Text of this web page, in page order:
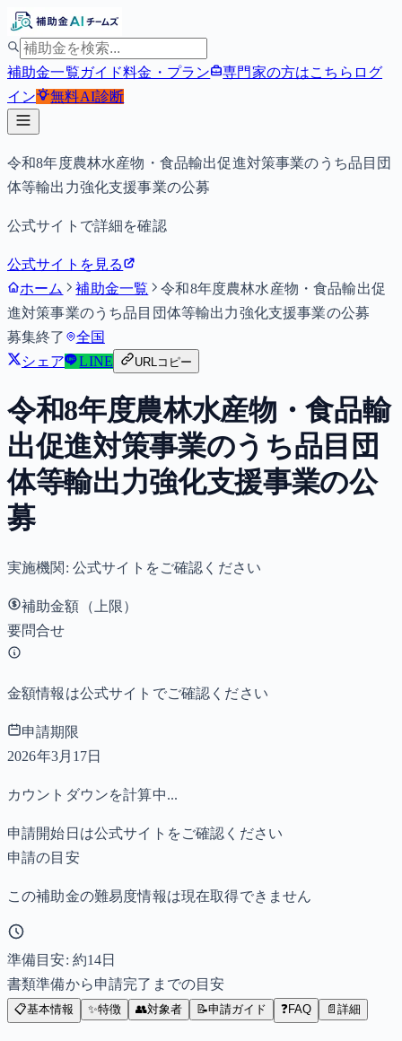
補助金一覧ガイド料金・プラン 専門家の方はこちら ログ
イン
無料AI診断
令和8年度農林水産物・食品輸出促進対策事業のうち品目団
体等輸出力強化支援事業の公募
公式サイトで詳細を確認
公式サイトを見る
ホーム
補助金一覧
令和8年度農林水産物・食品輸出促
進対策事業のうち品目団体等輸出力強化支援事業の公募
募集終了
全国
シェア
LINE URLコピー
令和8年度農林水産物・食品輸
出促進対策事業のうち品目団
体等輸出力強化支援事業の公
募
実施機関: 公式サイトをご確認ください
補助金額（上限）
要問合せ
金額情報は公式サイトでご確認ください
申請期限
2026年3月17日
カウントダウンを計算中...
申請開始日は公式サイトをご確認ください
申請の目安
この補助金の難易度情報は現在取得できません
準備目安: 約14日
書類準備から申請完了までの目安
📋基本情報 ✨特徴 👥対象者 📝申請ガイド ❓FAQ 📄 詳細